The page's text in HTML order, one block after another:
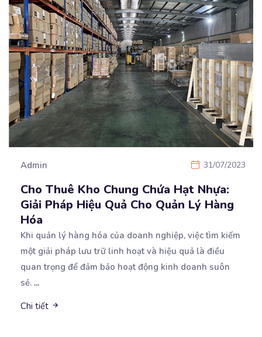
Admin 31/07/2023
Cho Thuê Kho Chung Chứa Hạt Nhựa:
Giải Pháp Hiệu Quả Cho Quản Lý Hàng
Hóa
Khi quản lý hàng hóa của doanh nghiệp, việc tìm kiếm
một giải pháp lưu trữ linh hoạt và hiệu quả là điều
quan trọng để đảm bảo hoạt động kinh doanh suôn
sẻ. ...
Chi tiết